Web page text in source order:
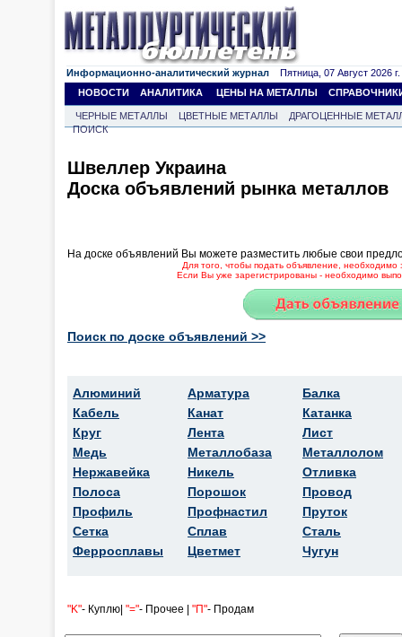
Информационно-аналитический журнал Пятница, 07 Август 2026 г.
НОВОСТИ
АНАЛИТИКА ЦЕНЫ НА МЕТАЛЛЫ
ЧЕРНЫЕ МЕТАЛЛЫ ЦВЕТНЫЕ МЕТАЛЛЫ
ДРАГОЦЕННЫЕ
ПОИСК
Швеллер Украина
Доска объявлений рынка металлов
На доске объявлений Вы можете разместить любые свои
Для того, чтобы подать объявление, необходимо
Если Вы уже зарегистрированы - необходимо
Поиск по доске объявлений >>
Алюминий
Кабель
Круг
Медь
Нержавейка
Полоса
Профиль
Сетка
Ферросплавы
Арматура
Канат
Лента
Металлобаза
Никель
Порошок
Профнастил
Сплав
Цветмет
Балка
Катанка
Лист
Металлолом
Отливка
Провод
Пруток
Сталь
Чугун
"K"- Куплю| "="- Прочее | "П"- Продам